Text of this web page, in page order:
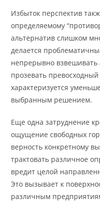
Избыток перспектив
определяемому
альтернатив слишком
делается
непрерывно взвешивать
прозевать
характеризуется
выбранным решением.
Еще одна затруднение
ощущение свободных
верность конкретному
трактовать различное
вредит целой
Это вызывает к
различным